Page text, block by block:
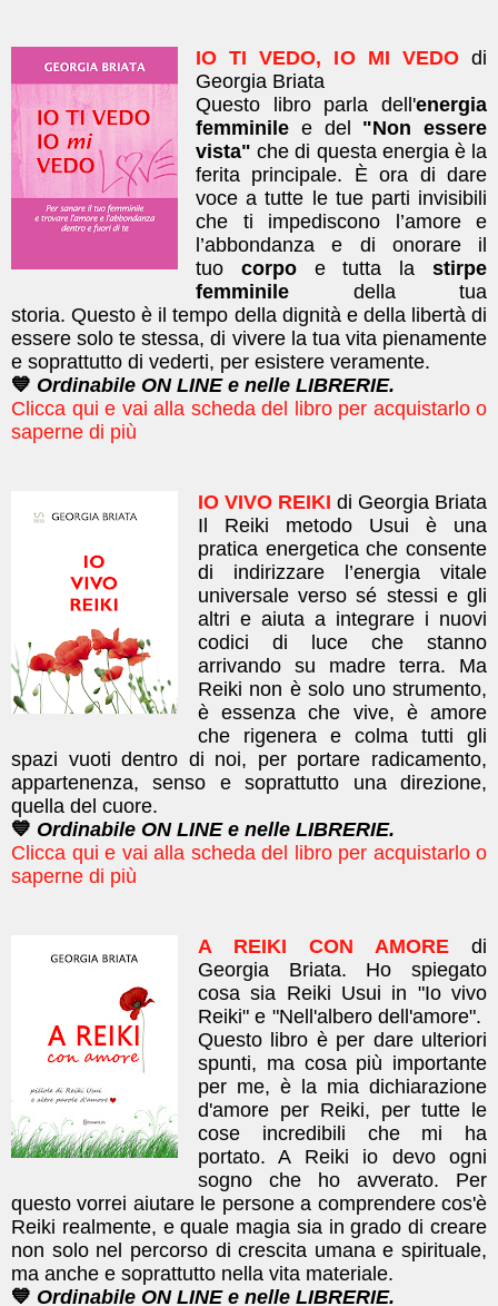
IO TI VEDO, IO MI VEDO di
Georgia Briata
Questo libro parla dell'energia
femminile e del "Non essere
vista"che di questa energia è la
ferita principale. È ora di dare
voce a tutte le tue parti invisibili
che ti impediscono l’amore e
l’abbondanza e di onorare il
tuo corpo e tutta lastirpe
femminile della tua
storia.Questo è il tempo della dignità e della libertà di
essere solo te stessa, di vivere la tua vita pienamente
e soprattutto di vederti, per esistere veramente.
💙 Ordinabile ON LINE e nelle LIBRERIE.
Clicca qui e vai alla scheda del libro per acquistarlo o
saperne di più
IO VIVO REIKI di Georgia Briata
Il Reiki metodo Usui è una
pratica energetica che consente
di indirizzare l’energia vitale
universale verso sé stessi e gli
altri e aiuta a integrare i nuovi
codici di luce che stanno
arrivando su madre terra. Ma
Reiki non è solo uno strumento,
è essenza che vive, è amore
che rigenera e colma tutti gli
spazi vuoti dentro di noi, per portare radicamento,
appartenenza, senso e soprattutto una direzione,
quella del cuore.
💙 Ordinabile ON LINE e nelle LIBRERIE.
Clicca qui e vai alla scheda del libro per acquistarlo o
saperne di più
A REIKI CON AMORE di
Georgia Briata. Ho spiegato
cosa sia Reiki Usui in "Io vivo
Reiki" e "Nell'albero dell'amore".
Questo libro è per dareulteriori
spunti, ma cosa più importante
per me, è la mia dichiarazione
d'amor​e per Reiki, per tutte le
cose incredibili che mi ha
portato. A Reiki io devo ogni
sogno che ho avverato. ​Per
questo vorrei aiutare le persone a comprendere cos'è
Reiki realmente, e quale magia sia in grado di creare
non solo nel percorso di crescita umana e spirituale,
ma anche e soprattutto nella vita materiale.
💙 Ordinabile ON LINE e nelle LIBRERIE.